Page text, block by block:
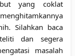
yang coklat
Silahkan baca
dan segera
masalah